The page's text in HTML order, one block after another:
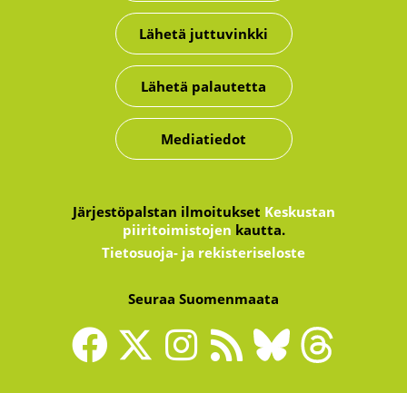
Lähetä juttuvinkki
Lähetä palautetta
Mediatiedot
Järjestöpalstan ilmoitukset Keskustan
piiritoimistojen kautta.
Tietosuoja- ja rekisteriseloste
Seuraa Suomenmaata